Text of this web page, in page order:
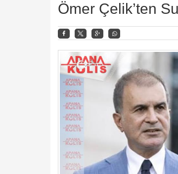
Ömer Çelik’ten